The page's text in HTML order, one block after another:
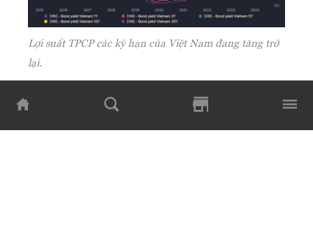
Lợi suất TPCP các kỳ hạn của Việt Nam đang tăng trở
lại.
Trong bối cảnh đó, tuần này Kho bạc Nhà nước
tiếp tục kế hoạch gọi thầu 12 ngàn tỷ đồng ở các